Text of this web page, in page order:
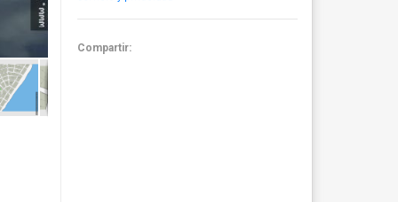
Compartir: